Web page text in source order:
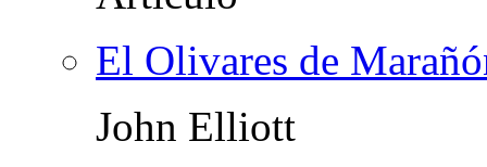
El Olivares de
John Elliott